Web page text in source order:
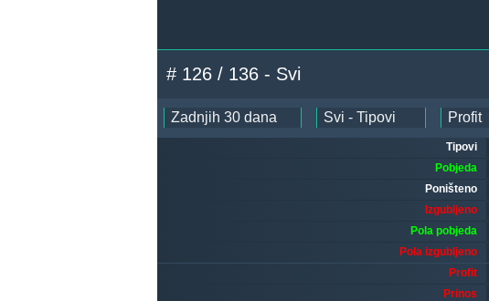
# 126 / 136 - Svi
Tipovi
Pobjeda
Poništeno
Izgubljeno
Pola pobjeda
Pola izgubljeno
Profit
Prinos